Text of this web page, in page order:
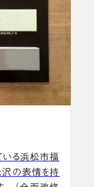
いる浜松市福
沢の表情を持